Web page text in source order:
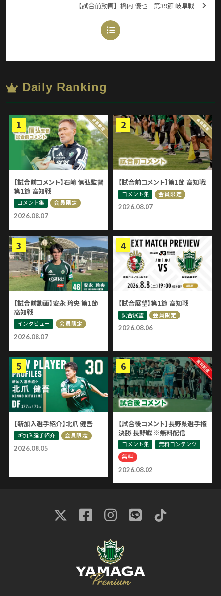
【試合前動画】橋内 優也 第39節 岐阜戦
Daily Ranking
2026.08.07
【試合前コメント】石﨑 信弘監督
第1節 高知戦
コメント集 会員限定
2026.08.07
【試合前コメント】第1節 高知戦
コメント集 会員限定
2026.08.07
【試合前動画】安永 玲央 第1節
高知戦
インタビュー 会員限定
2026.08.06
【試合展望】第1節 高知戦
試合展望 会員限定
2026.08.05
【新加入選手紹介】北爪 健吾
新加入選手紹介 会員限定
2026.08.02
【試合後コメント】長野県選手権
決勝 長野戦 ※無料配信
コメント集
無料コンテンツ
無料